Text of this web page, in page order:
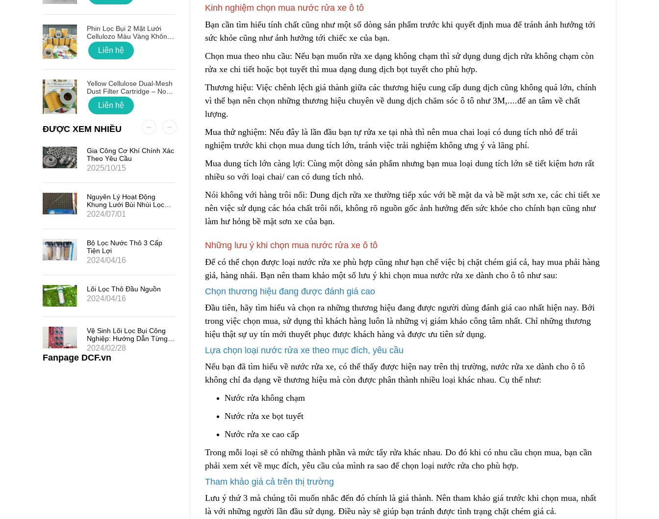
Kinh nghiệm chọn mua nước rửa xe ô tô
Bạn cần tìm hiểu tính chất cũng như một số dòng sản phẩm trước khi quyết định mua để tránh ảnh hưởng tới
sức khỏe cũng như ảnh hưởng tới chiếc xe của bạn.
Chọn mua theo nhu cầu: Nếu bạn muốn rửa xe dạng không chạm thì sử dụng dung dịch rửa không chạm còn
rửa xe chi tiết hoặc bọt tuyết thì mua dạng dung dịch bọt tuyết cho phù hợp.
Thương hiệu: Việc chênh lệch giá thành giữa các thương hiệu cung cấp dung dịch cũng không quá lớn, chính
vì thế bạn nên chọn những thương hiệu chuyên về dung dịch chăm sóc ô tô như 3M,....để an tâm về chất
lượng.
Mua thử nghiệm: Nếu đây là lần đầu bạn tự rửa xe tại nhà thì nên mua chai loại có dung tích nhỏ để trải
nghiệm trước khi chọn mua dung tích lớn, tránh việc trải nghiệm không ưng ý và lãng phí.
Mua dung tích lớn càng lợi: Cùng một dòng sản phẩm nhưng bạn mua loại dung tích lớn sẽ tiết kiệm hơn rất
nhiều so với loại chai/ can có dung tích nhỏ.
Nói không với hàng trôi nổi: Dung dịch rửa xe thường tiếp xúc với bề mặt da và bề mặt sơn xe, các chi tiết xe
nên việc sử dụng các hóa chất trôi nổi, không rõ nguồn gốc ảnh hưởng đến sức khỏe cho chính bạn cũng như
làm hư hỏng bề mặt sơn xe của bạn.
Những lưu ý khi chọn mua nước rửa xe ô tô
Để có thể chọn được loại nước rửa xe phù hợp cũng như hạn chế việc bị chặt chém giá cả, hay mua phải hàng
giả, hàng nhái. Bạn nên tham khảo một số lưu ý khi chọn mua nước rửa xe dành cho ô tô nhưsau:
Chọn thương hiệu đang được đánh giá cao
Đầu tiên, hãy tìm hiểu và chọn ra những thương hiệu đang được người dùng đánh giá cao nhất hiện nay. Bởi
trong việc chọn mua, sử dụng thì khách hàng luôn là những vị giám khảo công tâm nhất. Chỉ những thương
hiệu thật sự uy tín mới thuyết phục được khách hàng và được ưu tiên sử dụng.
Lựa chọn loại nước rửa xe theo mục đích, yêu cầu
Nếu bạn đã tìm hiểu về nước rửa xe, có thể thấy được hiện nay trên thị trường, nước rửa xe dành cho ô tô
không chỉ đa dạng về thương hiệu mà còn được phân thành nhiều loại khác nhau. Cụ thể như:
Nước rửa không chạm
Nước rửa xe bọt tuyết
Nước rửa xe cao cấp
Trong mỗi loại sẽ có những thành phần và mức tẩy rửa khác nhau. Do đó khi có nhu cầu chọn mua, bạn cần
phải xem xét về mục đích, yêu cầu của mình ra sao để chọn loại nước rửa cho phù hợp.
Tham khảo giá cả trên thị trường
Lưu ý thứ 3 mà chúng tôi muốn nhắc đến đó chính là giá thành. Nên tham khảo giá trước khi chọn mua, nhất
là với những người lần đầu sử dụng. Điều này sẽ giúp bạn tránh được tình trạng chặt chém giá cả.
Phin Lọc Bụi 2 Mặt Lưới
Cellulozo Màu Vàng Không
Ron
Liên hệ
Yellow Cellulose Dual-Mesh
Dust Filter Cartridge – No
Gasket
Liên hệ
Lõi Lọc Bụi Pe Kết Nối Ren
Trong
Liên hệ
Lõi Lọc Inox Trung Quốc
Cao Cấp
Liên hệ
Phin Lọc Bụi 2 Mặt Lưới
Cellulozo Màu Vàng Không
Ron
Yellow Cellulose Dual-Mesh
Dust Filter Cartridge – No
Gasket
Liên hệ
Lõi Lọc Bụi Pe Kết Nối Ren
Trong
Cao Cấp
Liên hệ
ĐƯỢC XEM NHIỀU
Gia Công Cơ Khí Chính Xác
Theo Yêu Cầu
2025/10/15
Nguyên Lý Hoạt Động
Khung Lưới Bùi Nhùi Lọc
Tách Hơi Dầu
2024/07/01
Bộ Lọc Nước Thô 3 Cấp
Tiện Lợi
2024/04/16
Lõi Lọc Thô Đầu Nguồn
2024/04/16
Vệ Sinh Lõi Lọc Bụi Công
Nghiệp: Hướng Dẫn Từng
Bước
2024/02/28
Công Nghệ Sản Xuất Hạt
Nhựa Lewatit S1567
2024/01/15
Cấu Tạo Và Đặc Điểm Của
Sợi Kẽm Chịu Lực
2023/12/11
Cấu Tạo Decal Phản Quang
2023/12/11
Cách Sử Dụng Hóa Chất
Tẩy Rỉ Sét Hiệu Quả
2023/12/08
Ứng Dụng Ống Lọc Khe
Johnson Trong Khai Thác
Gia Công Cơ Khí Chính Xác
Theo Yêu Cầu
2025/10/15
Nguyên Lý Hoạt Động
Khung Lưới Bùi Nhùi Lọc
Tách Hơi Dầu
2024/07/01
2024/04/16
Vệ Sinh Lõi Lọc Bụi Công
Nghiệp: Hướng Dẫn Từng
Bước
2024/02/28
Công Nghệ Sản Xuất Hạt
Nhựa Lewatit S1567
2024/01/15
Cấu Tạo Và Đặc Điểm Của
Sợi Kẽm Chịu Lực
2023/12/11
Ứng Dụng Ống Lọc Khe
Fanpage DCF.vn